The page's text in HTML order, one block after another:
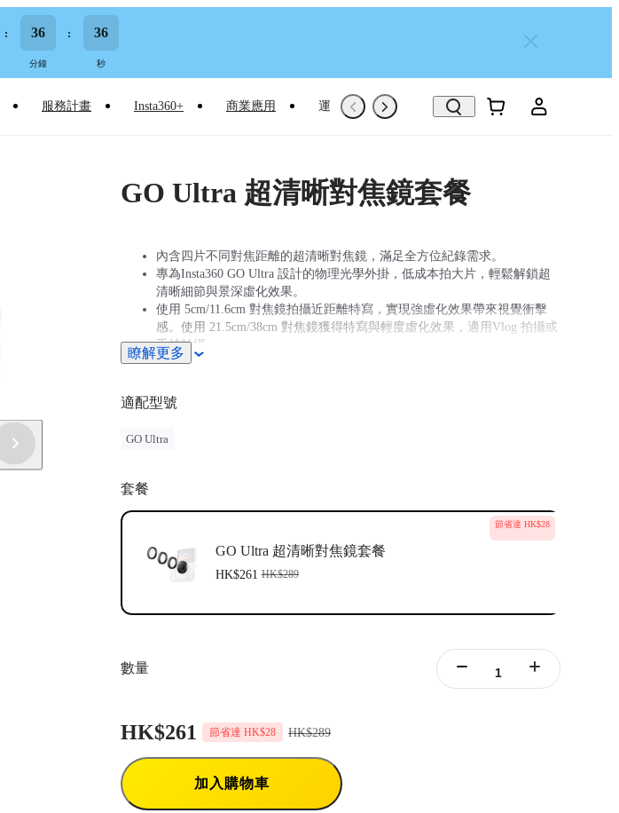
36
分鐘
35
秒
服務計畫 Insta360+ 商業應用 運動專屬推薦 Trade-In 翻新機
GO Ultra 超清晰對焦鏡套餐
內含四片不同對焦距離的超清晰對焦鏡，滿足全方位紀錄需求。
專為Insta360 GO Ultra 設計的物理光學外掛，低成本拍大片，輕鬆解鎖超
清晰細節與景深虛化效果。
使用 5cm/11.6cm 對焦鏡拍攝近距離特寫，實現強虛化效果帶來視覺衝擊
感。使用 21.5cm/38cm 對焦鏡獲得特寫與輕度虛化效果，適用Vlog 拍攝或
手持拍攝。
Insta360官方光學設計，無損畫質，一扣即可安裝，即刻開拍。
瞭解更多
適配型號
GO Ultra
套餐
節省達 HK$28
GO Ultra 超清晰對焦鏡套餐
HK$261 HK$289
數量
HK$261 節省達 HK$28 HK$289
加入購物車